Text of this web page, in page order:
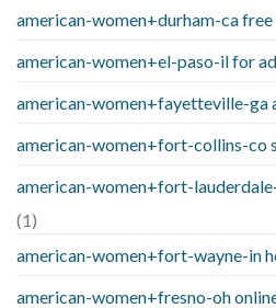
american-women+durham-ca free
american-women+el-paso-il for
american-women+fayetteville-ga
american-women+fort-collins-co
american-women+fort-
(1)
american-women+fort-wayne-in
american-women+fresno-oh